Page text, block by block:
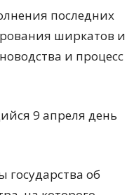
последних
ширкатов и
и процесс
9 апреля день
государства об